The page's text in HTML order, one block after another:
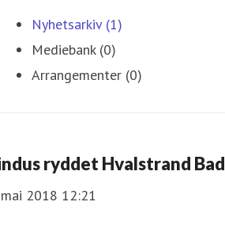
Nyhetsarkiv (1)
Mediebank (0)
Arrangementer (0)
ryddet Hvalstrand Bad
2018 12:21